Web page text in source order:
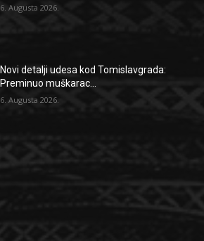
6. Augusta 2026.
Novi detalji udesa kod Tomislavgrada:
Preminuo muškarac...
6. Augusta 2026.